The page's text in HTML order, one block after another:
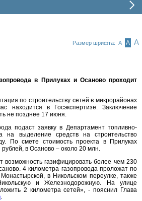
Размер шрифта: А А А
в Прилуках и Осаново проходит
по строительству сетей в микрорайонах
находится в Госэкспертизе. Заключение
не позднее 17 июня.
подаст заявку в Департамент топливно-
на выделение средств на строительство
По смете стоимость проекта в Прилуках
в Осаново – около 20 млн.
возможность газифицировать более чем 230
4 километра газопровода проложат по
в Никольском переулке, также
и Железнодорожную. На улице
2 километра сетей», - пояснил Глава
.